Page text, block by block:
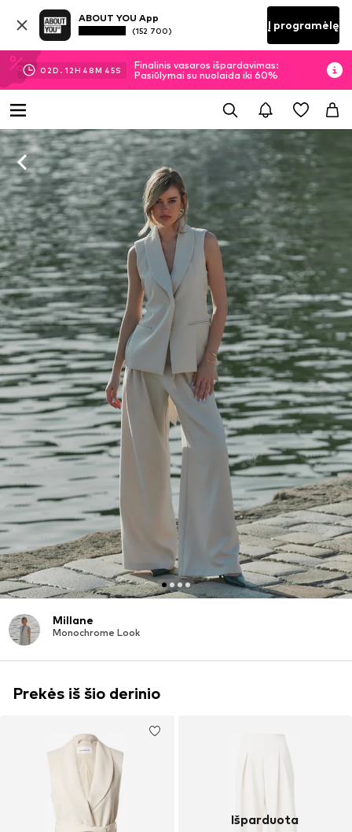
ABOUT YOU App
(152 700) Į programėlę
02D. 12H 48M 45S
Finalinis vasaros išpardavimas:
Pasiūlymai su nuolaida iki 60%
Millane
Monochrome Look
Prekės iš šio derinio
Išparduota